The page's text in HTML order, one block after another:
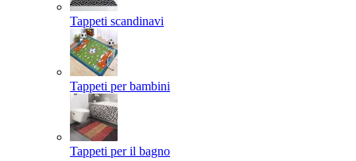
Tappeti scandinavi
Tappeti per bambini
Tappeti per il bagno